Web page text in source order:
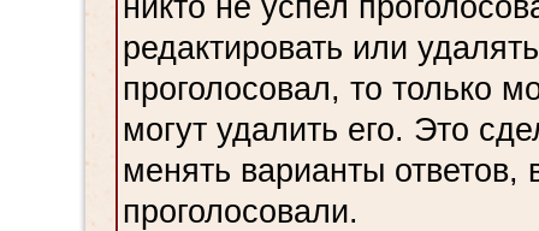
никто не успел
редактировать или
проголосовал, то только
могут удалить его. Это
менять варианты
проголосовали.